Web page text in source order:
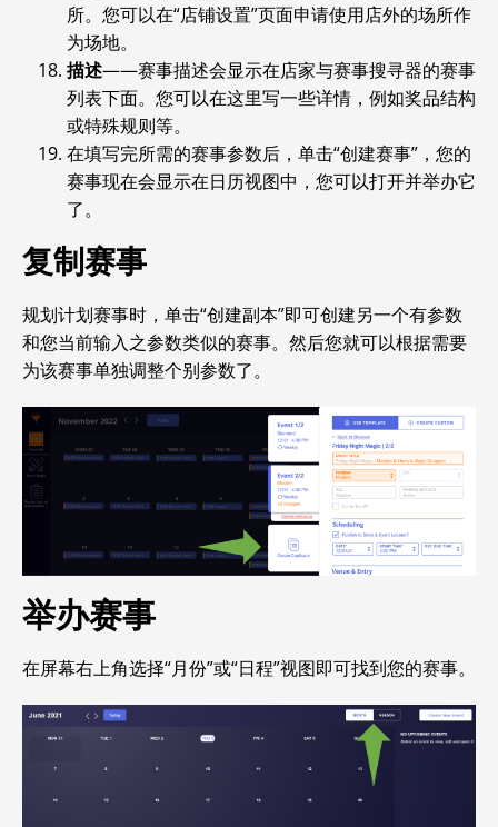
所。您可以在“店铺设置”页面申请使用店外的场所作
为场地。
描述——赛事描述会显示在店家与赛事搜寻器的赛事
列表下面。您可以在这里写一些详情，例如奖品结构
或特殊规则等。
在填写完所需的赛事参数后，单击“创建赛事”，您的
赛事现在会显示在日历视图中，您可以打开并举办它
了。
复制赛事
规划计划赛事时，单击“创建副本”即可创建另一个有参数
和您当前输入之参数类似的赛事。然后您就可以根据需要
为该赛事单独调整个别参数了。
举办赛事
在屏幕右上角选择“月份”或“日程”视图即可找到您的赛事。